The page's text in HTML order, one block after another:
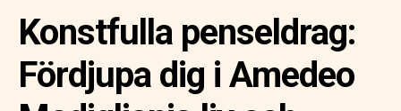
Konstfulla penseldrag:
Fördjupa dig i Amedeo